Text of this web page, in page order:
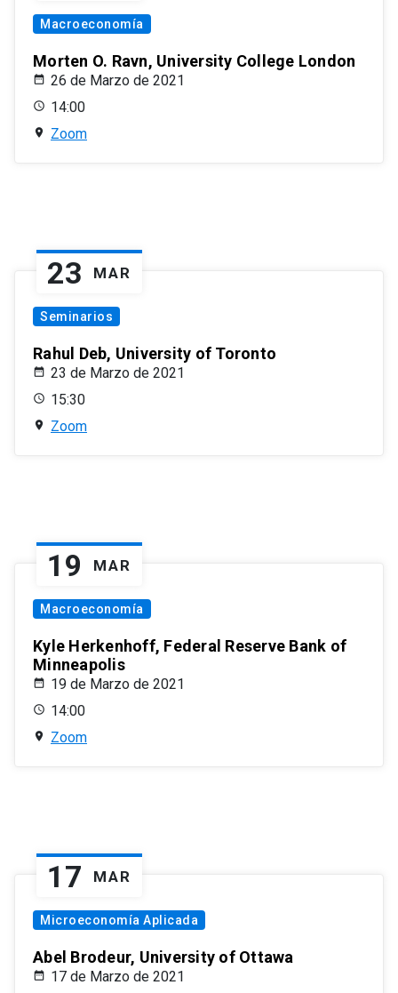
Macroeconomía
Morten O. Ravn, University College London
26 de Marzo de 2021
14:00
Zoom
23 MAR
Seminarios
Rahul Deb, University of Toronto
23 de Marzo de 2021
15:30
Zoom
19 MAR
Macroeconomía
Kyle Herkenhoff, Federal Reserve Bank of
Minneapolis
19 de Marzo de 2021
14:00
Zoom
17 MAR
Microeconomía Aplicada
Abel Brodeur, University of Ottawa
17 de Marzo de 2021